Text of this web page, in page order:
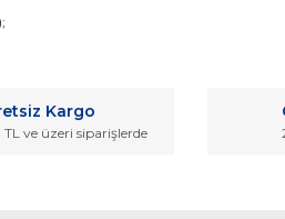
yetersiz gördüğünüz
Kargo
ve üzeri siparişlerde